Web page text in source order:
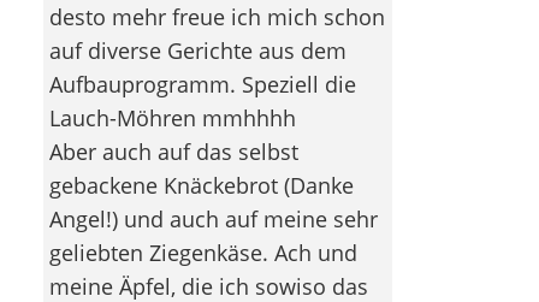
desto mehr freue ich mich schon
auf diverse Gerichte aus dem
Aufbauprogramm. Speziell die
Lauch-Möhren mmhhhh
Aber auch auf das selbst
gebackene Knäckebrot (Danke
Angel!) und auch auf meine sehr
geliebten Ziegenkäse. Ach und
meine Äpfel, die ich sowiso das